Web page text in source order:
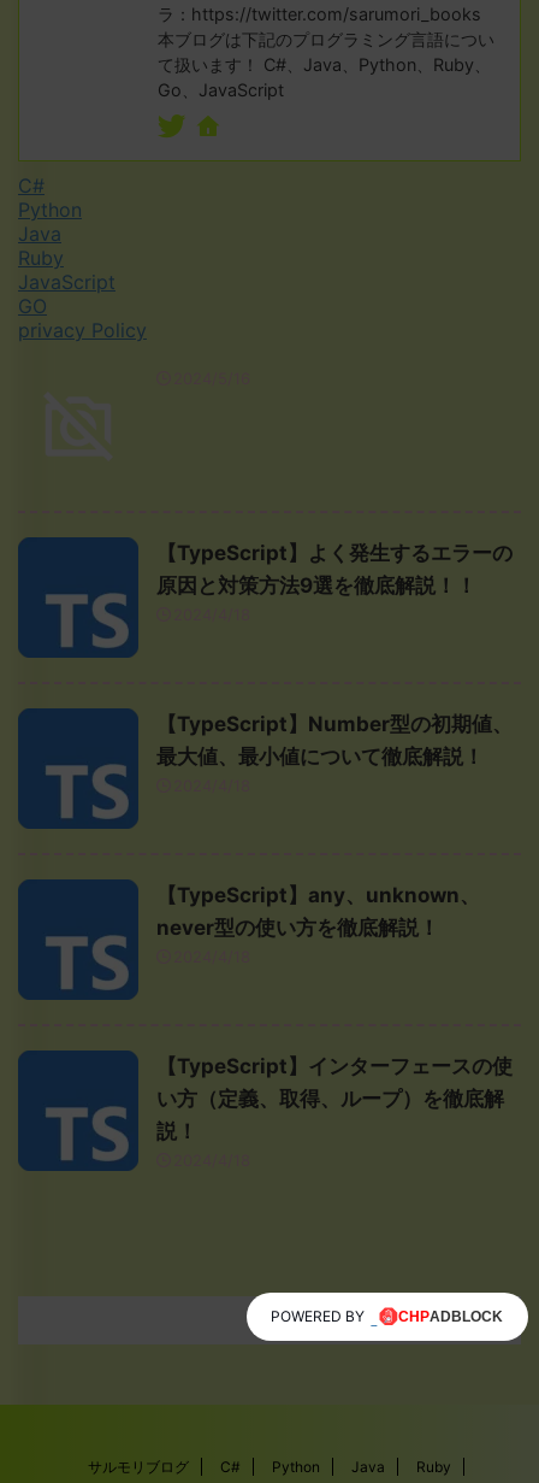
ラ：https://twitter.com/sarumori_books
本ブログは下記のプログラミング言語につい
て扱います！ C#、Java、Python、Ruby、
Go、JavaScript
C#
Python
Java
Ruby
JavaScript
GO
privacy Policy
【TypeScript】よく発生するエラーの
原因と対策方法9選を徹底解説！！
【TypeScript】Number型の初期値、
最大値、最小値について徹底解説！
【TypeScript】any、unknown、
never型の使い方を徹底解説！
【TypeScript】インターフェースの使
い方（定義、取得、ループ）を徹底解
説！
サルモリブログ C# Python Java Ruby
POWERED BY